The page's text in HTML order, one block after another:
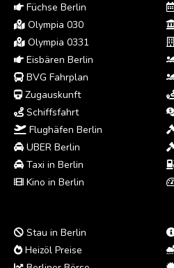
Füchse Berlin
Olympia 030
Olympia 0331
Eisbären Berlin
BVG Fahrplan
Zugauskunft
Schiffsfahrt
Flughäfen Berlin
UBER Berlin
Taxi in Berlin
Kino in Berlin
Stau in Berlin
Heizöl Preise